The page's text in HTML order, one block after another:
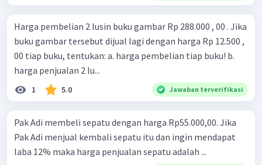
Harga pembelian 2 lusin buku gambar Rp 288.000 , 00 . Jika
buku gambar tersebut dijual lagi dengan harga Rp 12.500 ,
00 tiap buku, tentukan: a. harga pembelian tiap buku! b.
harga penjualan 2 lu...
1 5.0 Jawaban terverifikasi
Pak Adi membeli sepatu dengan harga Rp55.000,00. Jika
Pak Adi menjual kembali sepatu itu dan ingin mendapat
laba 12% maka harga penjualan sepatu adalah ...